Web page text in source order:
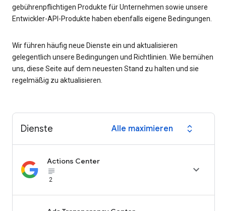
gebührenpflichtigen Produkte für Unternehmen sowie unsere
Entwickler-API-Produkte haben ebenfalls eigene Bedingungen.
Wir führen häufig neue Dienste ein und aktualisieren
gelegentlich unsere Bedingungen und Richtlinien. Wie bemühen
uns, diese Seite auf dem neuesten Stand zu halten und sie
regelmäßig zu aktualisieren.
Dienste Alle maximieren expand_all
Actions Center
subject_black
2
